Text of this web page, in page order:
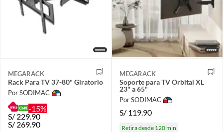
MEGARACK
Rack Para TV 37-80" Giratorio
Por SODIMAC
-15%
S/ 229.90
S/ 269.90
MEGARACK
Soporte para TV Orbital XL
23" a 65"
Por SODIMAC
S/ 119.90
Retira desde 120 min